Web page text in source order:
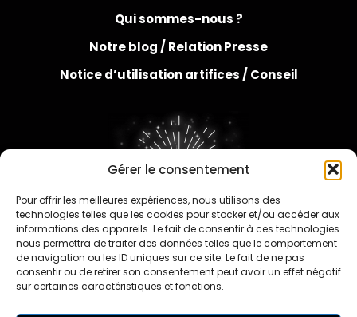
Gérer le consentement
Pour offrir les meilleures expériences, nous utilisons des
technologies telles que les cookies pour stocker et/ou accéder aux
informations des appareils. Le fait de consentir à ces technologies
nous permettra de traiter des données telles que le comportement
de navigation ou les ID uniques sur ce site. Le fait de ne pas
consentir ou de retirer son consentement peut avoir un effet négatif
sur certaines caractéristiques et fonctions.
Qui sommes-nous ?
Notre blog /Relation Presse
Notice d’utilisation artifices /Conseil
FAQ
Contact